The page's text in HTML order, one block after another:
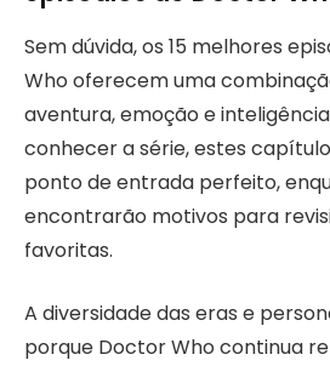
Sem dúvida, os 15 melhores
Who oferecem uma
aventura, emoção e
conhecer a série, estes
ponto de entrada perfeito,
encontrarão motivos para
favoritas.
A diversidade das eras e
porque Doctor Who continua